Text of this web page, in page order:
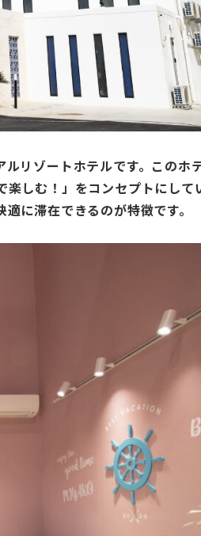
リゾートホテルです。このホ
しむ！」をコンセプトにして
に滞在できるのが特徴です。